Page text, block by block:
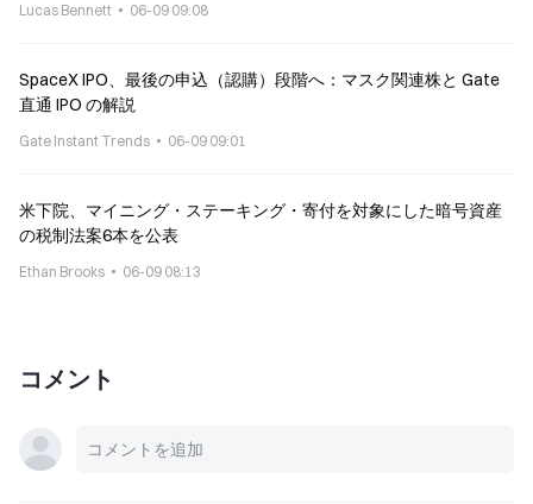
Lucas Bennett 06-09 09:08
SpaceX IPO、最後の申込（認購）段階へ：マスク関連株と Gate
直通 IPO の解説
Gate Instant Trends 06-09 09:01
米下院、マイニング・ステーキング・寄付を対象にした暗号資産
の税制法案6本を公表
Ethan Brooks 06-09 08:13
コメント